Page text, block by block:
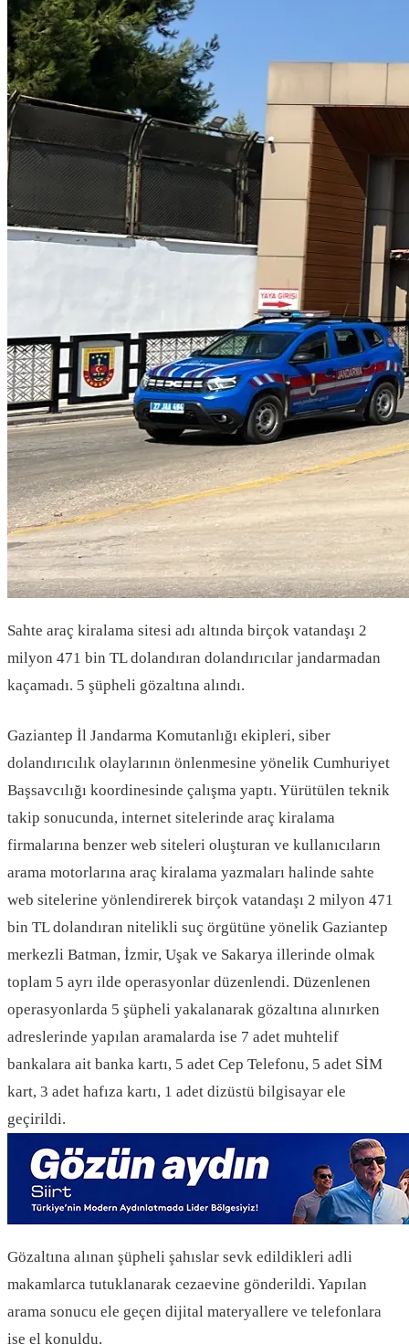
Sahte araç kiralama sitesi adı altında birçok vatandaşı 2
milyon 471 bin TL dolandıran dolandırıcılar jandarmadan
kaçamadı. 5 şüpheli gözaltına alındı.
Gaziantep İl Jandarma Komutanlığı ekipleri, siber
dolandırıcılık olaylarının önlenmesine yönelik Cumhuriyet
Başsavcılığı koordinesinde çalışma yaptı. Yürütülen teknik
takip sonucunda, internet sitelerinde araç kiralama
firmalarına benzer web siteleri oluşturan ve kullanıcıların
arama motorlarına araç kiralama yazmaları halinde sahte
web sitelerine yönlendirerek birçok vatandaşı 2 milyon 471
bin TL dolandıran nitelikli suç örgütüne yönelik Gaziantep
merkezli Batman, İzmir, Uşak ve Sakarya illerinde olmak
toplam 5 ayrı ilde operasyonlar düzenlendi. Düzenlenen
operasyonlarda 5 şüpheli yakalanarak gözaltına alınırken
adreslerinde yapılan aramalarda ise 7 adet muhtelif
bankalara ait banka kartı, 5 adet Cep Telefonu, 5 adet SİM
kart, 3 adet hafıza kartı, 1 adet dizüstü bilgisayar ele
geçirildi.
Gözaltına alınan şüpheli şahıslar sevk edildikleri adli
makamlarca tutuklanarak cezaevine gönderildi. Yapılan
arama sonucu ele geçen dijital materyallere ve telefonlara
ise el konuldu.